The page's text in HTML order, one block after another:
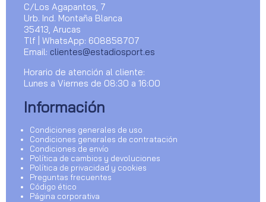
C/Los Agapantos, 7
Urb. Ind. Montaña Blanca
35413, Arucas
Tlf | WhatsApp: 608858707
Email: clientes@estadiosport.es
Horario de atención al cliente:
Lunes a Viernes de 08:30 a 16:00
Información
Condiciones generales de uso
Condiciones generales de contratación
Condiciones de envío
Política de cambios y devoluciones
Política de privacidad y cookies
Preguntas frecuentes
Código ético
Página corporativa